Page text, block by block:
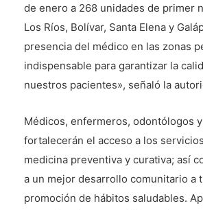
de enero a 268 unidades de primer
Los Ríos, Bolívar, Santa Elena y
presencia del médico en las zonas
indispensable para garantizar la
nuestros pacientes», señaló la
Médicos, enfermeros, odontólogos
fortalecerán el acceso a los
medicina preventiva y curativa; así
a un mejor desarrollo comunitario a
promoción de hábitos saludables.